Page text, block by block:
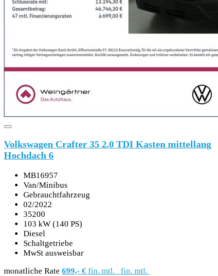
Volkswagen Crafter 35 2.0 TDI Kasten mittellang
Hochdach 6
MB16957
Van/Minibus
Gebrauchtfahrzeug
02/2022
35200
103 kW (140 PS)
Diesel
Schaltgetriebe
MwSt ausweisbar
monatliche Rate 699,- € fin. mtl. fin. mtl.